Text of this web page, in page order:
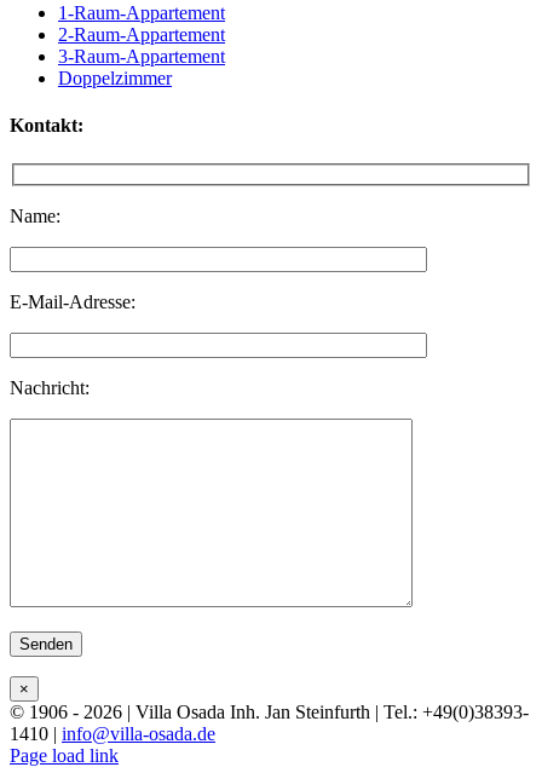
1-Raum-Appartement
2-Raum-Appartement
3-Raum-Appartement
Doppelzimmer
Kontakt:
Name:
E-Mail-Adresse:
Nachricht:
Bitte lasse dieses Feld leer.
×
© 1906 - 2026 | Villa Osada Inh. Jan Steinfurth | Tel.: +49(0)38393-
1410 | info@villa-osada.de
Facebook
X
Instagram
Page load link